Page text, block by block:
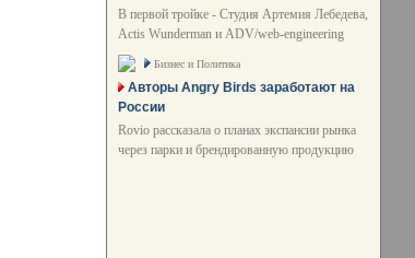
В первой тройке - Студия Артемия Лебедева,
Actis Wunderman и ADV/web-engineering
Бизнес и Политика
Авторы Angry Birds заработают на
России
Rovio рассказала о планах экспансии рынка
через парки и брендированную продукцию